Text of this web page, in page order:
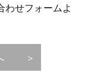
わせフォームよ